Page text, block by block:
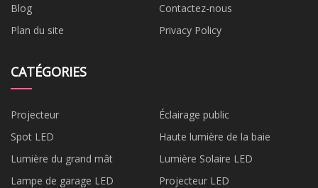
Blog
Contactez-nous
Plan du site
Privacy Policy
CATÉGORIES
Projecteur
Éclairage public
Spot LED
Haute lumière de la baie
Lumière du grand mât
Lumière Solaire LED
Lampe de garage LED
Projecteur LED